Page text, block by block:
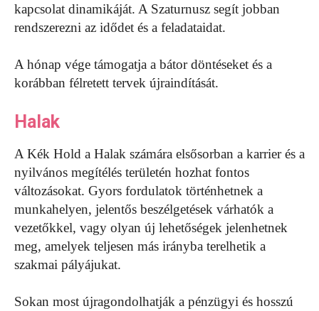
kapcsolat dinamikáját. A Szaturnusz segít jobban
rendszerezni az idődet és a feladataidat.
A hónap vége támogatja a bátor döntéseket és a
korábban félretett tervek újraindítását.
Halak
A Kék Hold a Halak számára elsősorban a karrier és a
nyilvános megítélés területén hozhat fontos
változásokat. Gyors fordulatok történhetnek a
munkahelyen, jelentős beszélgetések várhatók a
vezetőkkel, vagy olyan új lehetőségek jelenhetnek
meg, amelyek teljesen más irányba terelhetik a
szakmai pályájukat.
Sokan most újragondolhatják a pénzügyi és hosszú